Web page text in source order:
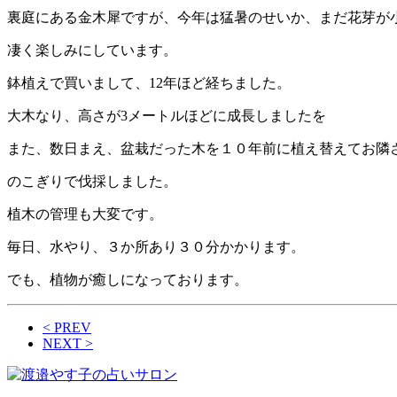
裏庭にある金木犀ですが、今年は猛暑のせいか、まだ花芽が
凄く楽しみにしています。
鉢植えで買いまして、12年ほど経ちました。
大木なり、高さが3メートルほどに成長しましたを
また、数日まえ、盆栽だった木を１０年前に植え替えてお
のこぎりで伐採しました。
植木の管理も大変です。
毎日、水やり、３か所あり３０分かかります。
でも、植物が癒しになっております。
< PREV
NEXT >